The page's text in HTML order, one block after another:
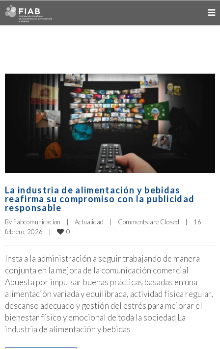
La industria de alimentación y bebidas
reafirma su compromiso con la publicidad
responsable
By fiabcomunicacion | Actualidad | Comments are Closed |
16
febrero, 2026
| 0
Insta a la administración a seguir trabajando de manera
conjunta en la mejora de la comunicación comercial
Apuesta por impulsar buenas prácticas basadas en una
alimentación variada y equilibrada, actividad física regular,
descanso adecuado y gestión del estrés para mejorar el
bienestar físico y emocional de toda la sociedad La
industria de alimentación y bebidas